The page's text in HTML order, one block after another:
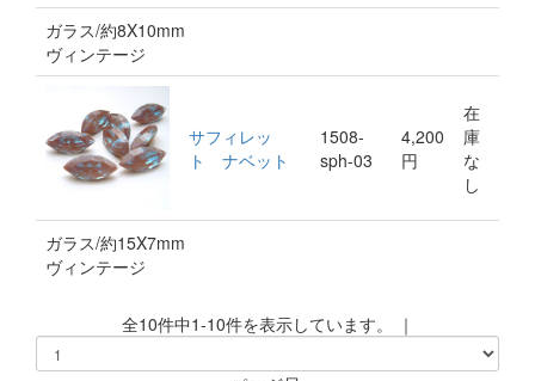
ガラス/約8X10mm
ヴィンテージ
サフィレッ
ト ナベット
1508-
sph-03
4,200
円
在
庫
な
し
ガラス/約15X7mm
ヴィンテージ
全10件中1-10件を表示しています。 ｜